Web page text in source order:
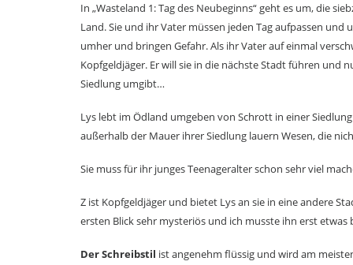
In „Wasteland 1: Tag des Neubeginns“ geht es um, die
Land. Sie und ihr Vater müssen jeden Tag aufpassen
umher und bringen Gefahr. Als ihr Vater auf einmal
Kopfgeldjäger. Er will sie in die nächste Stadt führen und
Siedlung umgibt…
Lys lebt im Ödland umgeben von Schrott in einer
außerhalb der Mauer ihrer Siedlung lauern Wesen, die
Sie muss für ihr junges Teenageralter schon sehr viel
Z ist Kopfgeldjäger und bietet Lys an sie in eine andere
ersten Blick sehr mysteriös und ich musste ihn erst
Der Schreibstil ist angenehm flüssig und wird am